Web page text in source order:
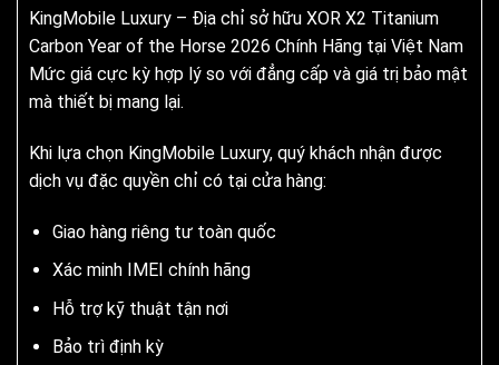
KingMobile Luxury – Địa chỉ sở hữu XOR X2 Titanium
Carbon Year of the Horse 2026 Chính Hãng tại Việt Nam
Mức giá cực kỳ hợp lý so với đẳng cấp và giá trị bảo mật
mà thiết bị mang lại.
Khi lựa chọn KingMobile Luxury, quý khách nhận được
dịch vụ đặc quyền chỉ có tại cửa hàng:
Giao hàng riêng tư toàn quốc
Xác minh IMEI chính hãng
Hỗ trợ kỹ thuật tận nơi
Bảo trì định kỳ